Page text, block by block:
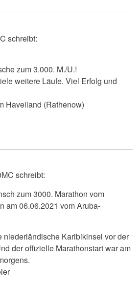
schreibt:
zum 3.000. M./U.!
weitere Läufe. Viel Erfolg und
Havelland (Rathenow)
schreibt:
zum 3000. Marathon vom
am 06.06.2021 vom Aruba-
niederländische Karibikinsel vor der
der offizielle Marathonstart war am